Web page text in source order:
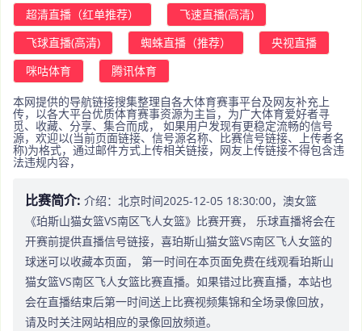
超清直播（红单推荐）
飞速直播(高清)
飞球直播(高清)
蜘蛛直播（推荐）
央视直播
咪咕体育
腾讯体育
本网提供的导航链接搜集整理自各大体育赛事平台及网友补充上
传，以各大平台优质体育赛事资源为主旨，为广大体育爱好者寻
觅、收藏、分享、集合而成， 如果用户发现有更稳定流畅的信号
源，欢迎以(当前页面链接、信号源名称、比赛信号链接、上传者名
称)为格式，通过邮件方式上传相关链接，网友上传链接不得包含违
法违规内容，
比赛简介: 介绍：北京时间2025-12-05 18:30:00，澳女篮
《珀斯山猫女篮VS南区飞人女篮》比赛开赛， 乐球直播将会在
开赛前提供直播信号链接，喜珀斯山猫女篮VS南区飞人女篮的
球迷可以收藏本页面， 第一时间在本页面免费在线观看珀斯山
猫女篮VS南区飞人女篮比赛直播。如果错过比赛直播，本站也
会在直播结束后第一时间送上比赛视频集锦和全场录像回放，
请及时关注网站相应的录像回放频道。